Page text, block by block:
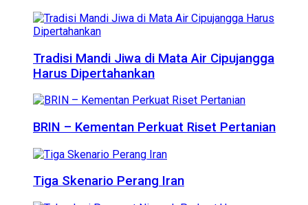
Tradisi Mandi Jiwa di Mata Air Cipujangga
Harus Dipertahankan
BRIN – Kementan Perkuat Riset Pertanian
Tiga Skenario Perang Iran